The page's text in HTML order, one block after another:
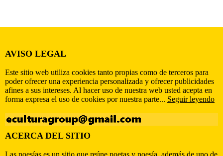
AVISO LEGAL
Este sitio web utiliza cookies tanto propias como de terceros para
poder ofrecer una experiencia personalizada y ofrecer publicidades
afines a sus intereses. Al hacer uso de nuestra web usted acepta en
forma expresa el uso de cookies por nuestra parte... Seguir leyendo
ACERCA DEL SITIO